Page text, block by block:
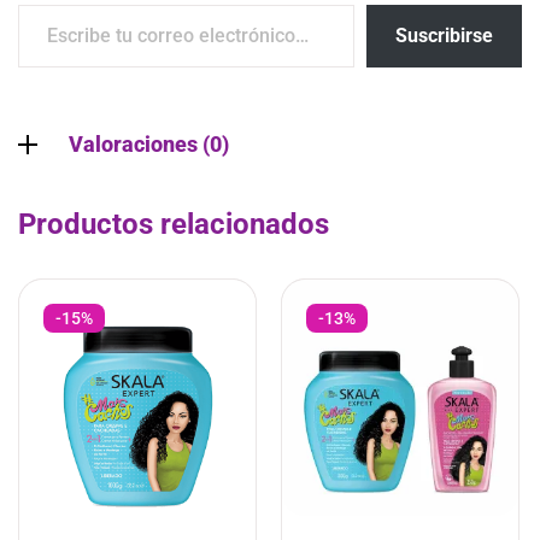
Suscribirse
Valoraciones (0)
Productos relacionados
-15% -13%